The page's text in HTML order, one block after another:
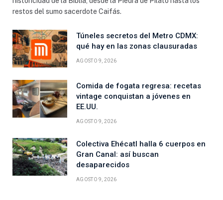
restos del sumo sacerdote Caifás.
Túneles secretos del Metro CDMX:
qué hay en las zonas clausuradas
AGOSTO 9, 2026
Comida de fogata regresa: recetas
vintage conquistan a jóvenes en
EE.UU.
AGOSTO 9, 2026
Colectiva Ehécatl halla 6 cuerpos en
Gran Canal: así buscan
desaparecidos
AGOSTO 9, 2026